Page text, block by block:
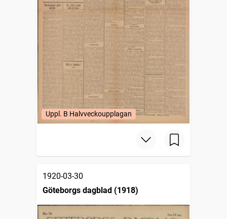
Uppl. B Halvveckoupplagan
1920-03-30
Göteborgs dagblad (1918)